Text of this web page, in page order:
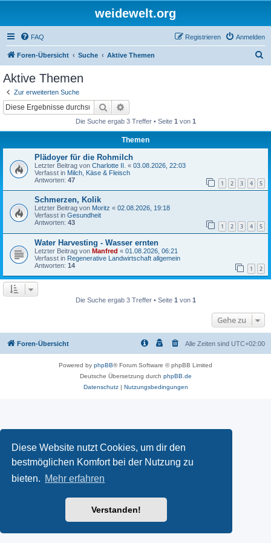
Diese Website nutzt Cookies, um dir den
bestmöglichen Komfort bei der Nutzung zu
bieten. Mehr erfahren
Verstanden!
weidewelt.org
FAQ Anmelden
Registrieren
Foren-Übersicht Suche Aktive Themen
Aktive Themen
Zur erweiterten Suche
Suche
Die Suche ergab 3 Treffer • Seite 1 von 1
Themen
Plädoyer für die Rohmilch
Letzter Beitrag von Charlotte II. « 03.08.2026, 22:03
Verfasst in Milch, Käse & Fleisch
Antworten: 47 1 2 3 4 5
Schmerzen, Kolik
Letzter Beitrag von Moritz « 02.08.2026, 19:18
Verfasst in Gesundheit
Antworten: 43 1 2 3 4 5
Water Harvesting - Wasser ernten
Letzter Beitrag von Manfred « 01.08.2026, 06:21
Verfasst in Regenerative Landwirtschaft allgemein
Antworten: 14 1 2
Die Suche ergab 3 Treffer • Seite 1von 1
Gehe zu
Foren-Übersicht Alle Zeiten sind UTC+02:00
Powered by phpBB® Forum Software © phpBB Limited
Deutsche Übersetzung durch phpBB.de
Datenschutz| Nutzungsbedingungen